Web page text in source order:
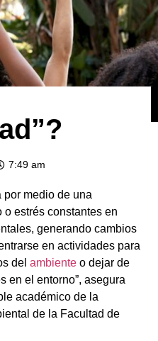
7:49 am
por medio de una
estrés constantes en
generando cambios
en actividades para
del ambiente o dejar de
en el entorno”, asegura
académico de la
de la Facultad de